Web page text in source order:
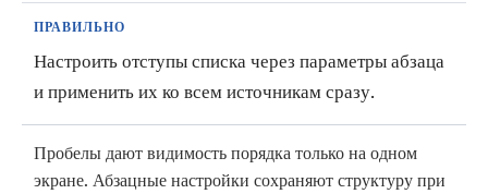
ПРАВИЛЬНО
Настроить отступы списка через параметры абзаца
и применить их ко всем источникам сразу.
Пробелы дают видимость порядка только на одном
экране. Абзацные настройки сохраняют структуру при